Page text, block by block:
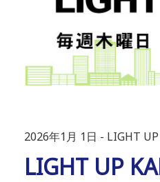
2026年1月 1日 LIGHT
LIGHT UP